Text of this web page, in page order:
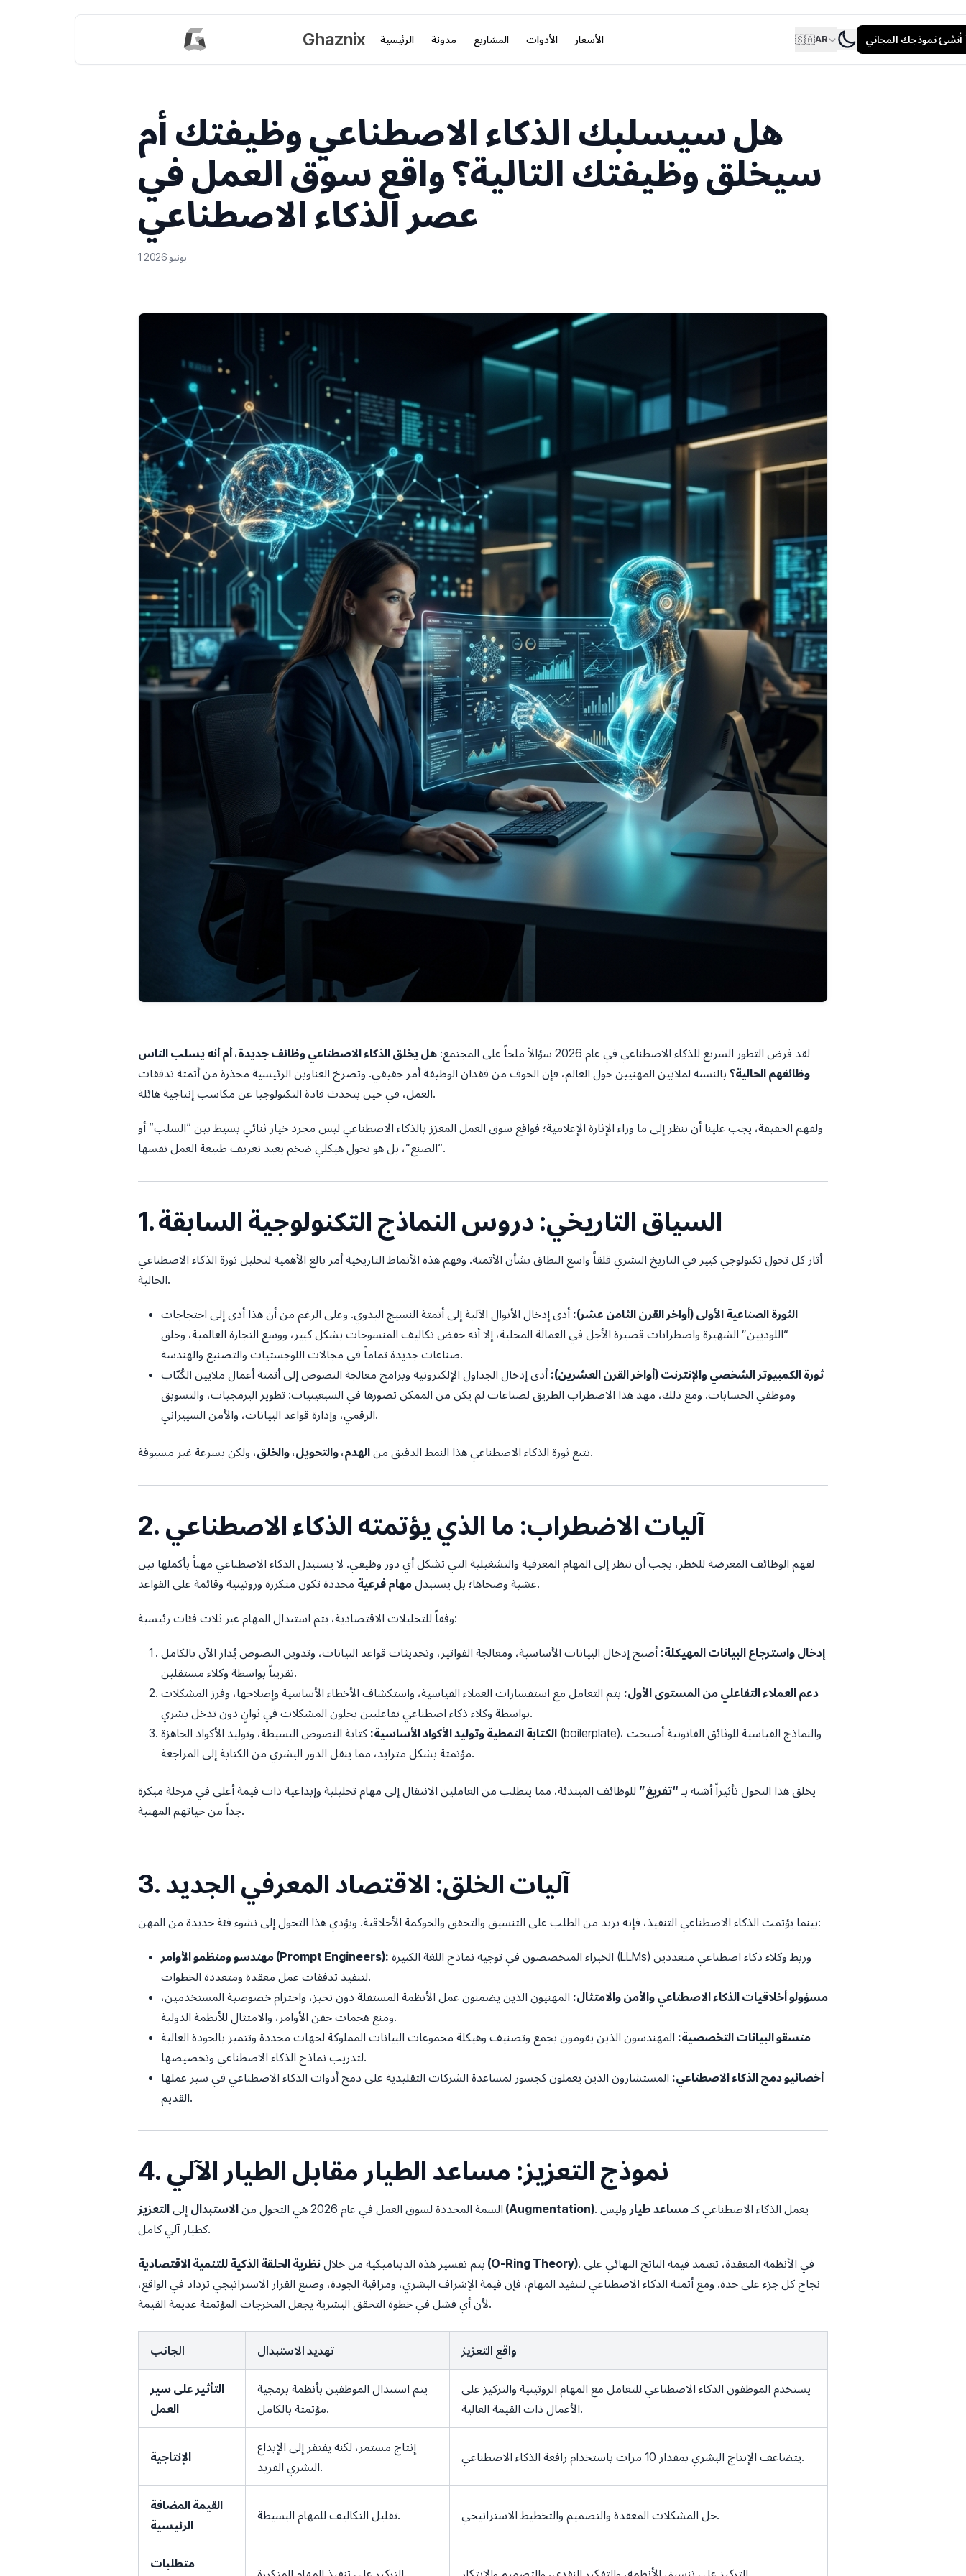
Ghaznix الرئيسية مدونة المشاريع الأدوات الأسعار 🇸🇦AR أنشئ نموذجك المجاني
هل سيسلبك الذكاء الاصطناعي وظيفتك أم
سيخلق وظيفتك التالية؟ واقع سوق العمل في
عصر الذكاء الاصطناعي
1 يونيو 2026
لقد فرض التطور السريع للذكاء الاصطناعي في عام 2026 سؤالاً ملحاً على المجتمع:
هل يخلق الذكاء الاصطناعي وظائف جديدة، أم أنه يسلب الناس
وظائفهم الحالية؟ بالنسبة لملايين المهنيين حول العالم، فإن الخوف من فقدان الوظيفة أمر حقيقي. وتصرخ العناوين الرئيسية محذرة من أتمتة تدفقات
العمل، في حين يتحدث قادة التكنولوجيا عن مكاسب إنتاجية هائلة.
ولفهم الحقيقة، يجب علينا أن ننظر إلى ما وراء الإثارة الإعلامية؛ فواقع سوق العمل المعزز بالذكاء الاصطناعي ليس مجرد خيار ثنائي بسيط بين “السلب” أو
“الصنع”، بل هو تحول هيكلي ضخم يعيد تعريف طبيعة العمل نفسها.
1. السياق التاريخي: دروس النماذج التكنولوجية السابقة
أثار كل تحول تكنولوجي كبير في التاريخ البشري قلقاً واسع النطاق بشأن الأتمتة. وفهم هذه الأنماط التاريخية أمر بالغ الأهمية لتحليل ثورة الذكاء الاصطناعي
الحالية.
الثورة الصناعية الأولى (أواخر القرن الثامن عشر): أدى إدخال الأنوال الآلية إلى أتمتة النسيج اليدوي. وعلى الرغم من أن هذا أدى إلى احتجاجات
“اللوديين” الشهيرة واضطرابات قصيرة الأجل في العمالة المحلية، إلا أنه خفض تكاليف المنسوجات بشكل كبير، ووسع التجارة العالمية، وخلق
صناعات جديدة تماماً في مجالات اللوجستيات والتصنيع والهندسة.
ثورة الكمبيوتر الشخصي والإنترنت (أواخر القرن العشرين): أدى إدخال الجداول الإلكترونية وبرامج معالجة النصوص إلى أتمتة أعمال ملايين الكُتّاب
وموظفي الحسابات. ومع ذلك، مهد هذا الاضطراب الطريق لصناعات لم يكن من الممكن تصورها في السبعينيات: تطوير البرمجيات، والتسويق
الرقمي، وإدارة قواعد البيانات، والأمن السيبراني.
تتبع ثورة الذكاء الاصطناعي هذا النمط الدقيق من الهدم، والتحويل، والخلق ، ولكن بسرعة غير مسبوقة.
2. آليات الاضطراب: ما الذي يؤتمته الذكاء الاصطناعي
لفهم الوظائف المعرضة للخطر، يجب أن ننظر إلى المهام المعرفية والتشغيلية التي تشكل أي دور وظيفي. لا يستبدل الذكاء الاصطناعي مهناً بأكملها بين
عشية وضحاها؛ بل يستبدل مهام فرعية محددة تكون متكررة وروتينية وقائمة على القواعد.
وفقاً للتحليلات الاقتصادية، يتم استبدال المهام عبر ثلاث فئات رئيسية:
إدخال واسترجاع البيانات المهيكلة: أصبح إدخال البيانات الأساسية، ومعالجة الفواتير، وتحديثات قواعد البيانات، وتدوين النصوص يُدار الآن بالكامل
تقريباً بواسطة وكلاء مستقلين.
دعم العملاء التفاعلي من المستوى الأول: يتم التعامل مع استفسارات العملاء القياسية، واستكشاف الأخطاء الأساسية وإصلاحها، وفرز المشكلات
بواسطة وكلاء ذكاء اصطناعي تفاعليين يحلون المشكلات في ثوانٍ دون تدخل بشري.
الكتابة النمطية وتوليد الأكواد الأساسية: كتابة النصوص البسيطة، وتوليد الأكواد الجاهزة (boilerplate)، والنماذج القياسية للوثائق القانونية أصبحت
مؤتمتة بشكل متزايد، مما ينقل الدور البشري من الكتابة إلى المراجعة.
يخلق هذا التحول تأثيراً أشبه بـ “تفريغ” للوظائف المبتدئة، مما يتطلب من العاملين الانتقال إلى مهام تحليلية وإبداعية ذات قيمة أعلى في مرحلة مبكرة
جداً من حياتهم المهنية.
3. آليات الخلق: الاقتصاد المعرفي الجديد
بينما يؤتمت الذكاء الاصطناعي التنفيذ، فإنه يزيد من الطلب على التنسيق والتحقق والحوكمة الأخلاقية. ويؤدي هذا التحول إلى نشوء فئة جديدة من المهن:
مهندسو ومنظمو الأوامر (Prompt Engineers):
لتنفيذ تدفقات عمل معقدة ومتعددة الخطوات.
مسؤولو أخلاقيات الذكاء الاصطناعي والأمن والامتثال: المهنيون الذين يضمنون عمل الأنظمة المستقلة دون تحيز، واحترام خصوصية المستخدمين،
ومنع هجمات حقن الأوامر، والامتثال للأنظمة الدولية.
منسقو البيانات التخصصية: المهندسون الذين يقومون بجمع وتصنيف وهيكلة مجموعات البيانات المملوكة لجهات محددة وتتميز بالجودة العالية
لتدريب نماذج الذكاء الاصطناعي وتخصيصها.
أخصائيو دمج الذكاء الاصطناعي: المستشارون الذين يعملون كجسور لمساعدة الشركات التقليدية على دمج أدوات الذكاء الاصطناعي في سير عملها
القديم.
4. نموذج التعزيز: مساعد الطيار مقابل الطيار الآلي
السمة المحددة لسوق العمل في عام 2026 هي التحول من الاستبدال إلى التعزيز (Augmentation) . يعمل الذكاء الاصطناعي كـ مساعد طيار وليس
كطيار آلي كامل.
يتم تفسير هذه الديناميكية من خلال نظرية الحلقة الذكية للتنمية الاقتصادية (O-Ring Theory). في الأنظمة المعقدة، تعتمد قيمة الناتج النهائي على
نجاح كل جزء على حدة. ومع أتمتة الذكاء الاصطناعي لتنفيذ المهام، فإن قيمة الإشراف البشري، ومراقبة الجودة، وصنع القرار الاستراتيجي تزداد في الواقع،
لأن أي فشل في خطوة التحقق البشرية يجعل المخرجات المؤتمتة عديمة القيمة.
الجانب تهديد الاستبدال واقع التعزيز
التأثير على سير
العمل
يتم استبدال الموظفين بأنظمة برمجية
مؤتمتة بالكامل.
يستخدم الموظفون الذكاء الاصطناعي للتعامل مع المهام الروتينية والتركيز على
الأعمال ذات القيمة العالية.
الإنتاجية
إنتاج مستمر، لكنه يفتقر إلى الإبداع
البشري الفريد.
يتضاعف الإنتاج البشري بمقدار 10 مرات باستخدام رافعة الذكاء الاصطناعي.
القيمة المضافة
الرئيسية
تقليل التكاليف للمهام البسيطة. حل المشكلات المعقدة والتصميم والتخطيط الاستراتيجي.
متطلبات